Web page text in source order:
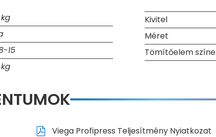
kg
15
kg
Kivitel
Méret
Tömítőelem színe
Viega Profipress Teljesítmény Nyiatkozat